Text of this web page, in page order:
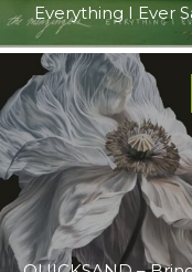
Everything I Ever